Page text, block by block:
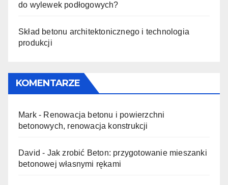
do wylewek podłogowych?
Skład betonu architektonicznego i technologia
produkcji
KOMENTARZE
Mark- Renowacja betonu i powierzchni
betonowych, renowacja konstrukcji
David - Jak zrobić Beton: przygotowanie mieszanki
betonowej własnymi rękami